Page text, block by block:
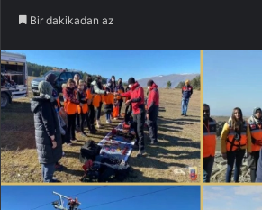
Bir dakikadan az